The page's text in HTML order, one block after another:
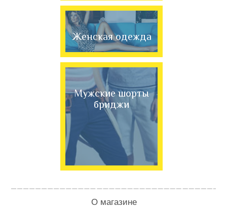
Женская одежда
Мужские шорты
бриджи
О магазине